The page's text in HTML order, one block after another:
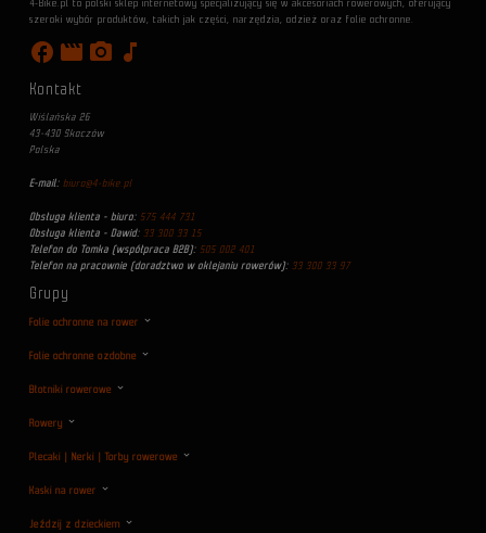
4-Bike.pl to polski sklep internetowy specjalizujący się w akcesoriach rowerowych, oferujący
szeroki wybór produktów, takich jak części, narzędzia, odzież oraz folie ochronne.
facebook movie photo_camera music_note
Kontakt
Wiślańska 26
43-430 Skoczów
Polska
E-mail: biuro@4-bike.pl
Obsługa klienta - biuro: 575 444 731
Obsługa klienta - Dawid: 33 300 33 15
Telefon do Tomka (współpraca B2B): 505 002 401
Telefon na pracownie (doradztwo w oklejaniu rowerów): 33 300 33 97
Grupy
Folie ochronne na rower
Folie ochronne ozdobne
Błotniki rowerowe
Rowery
Plecaki | Nerki | Torby rowerowe
Kaski na rower
Jeździj z dzieckiem